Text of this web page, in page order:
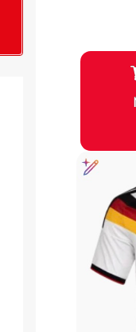
&
&
Tabelle